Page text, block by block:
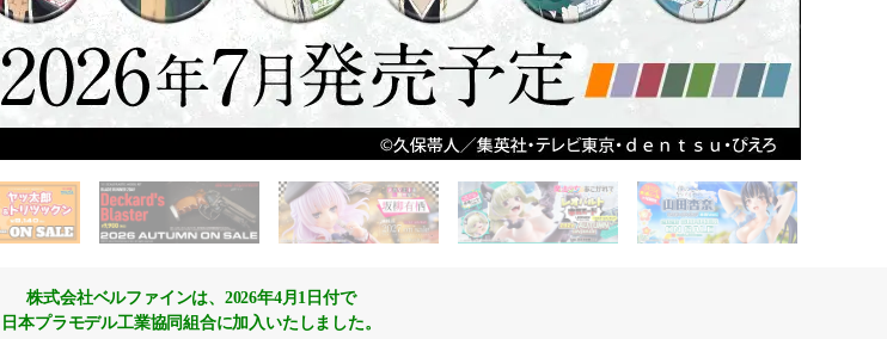
株式会社ベルファインは、2026年4月1日付で
日本プラモデル工業協同組合に加入いたしました。